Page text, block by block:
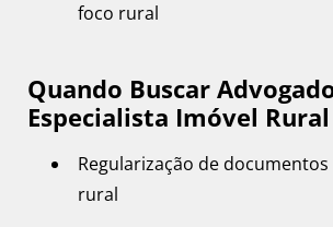
foco rural
Quando Buscar
Especialista Imóvel Rural
Regularização de
rural